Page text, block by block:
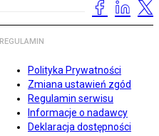
REGULAMIN
Polityka Prywatności
Zmiana ustawień zgód
Regulamin serwisu
Informacje o nadawcy
Deklaracja dostępności